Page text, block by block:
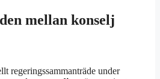
mellan konselj
regeringssammanträde under